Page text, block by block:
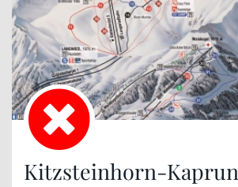
Kitzsteinhorn-Kaprun